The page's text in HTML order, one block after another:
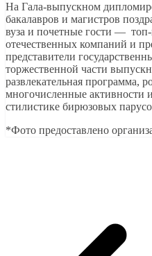
На Гала-выпускном
бакалавров и магистров
вуза и почетные гости —
отечественных компаний и
представители
торжественной части
развлекательная программа,
многочисленные активности
стилистике бирюзовых
*Фото предоставлено